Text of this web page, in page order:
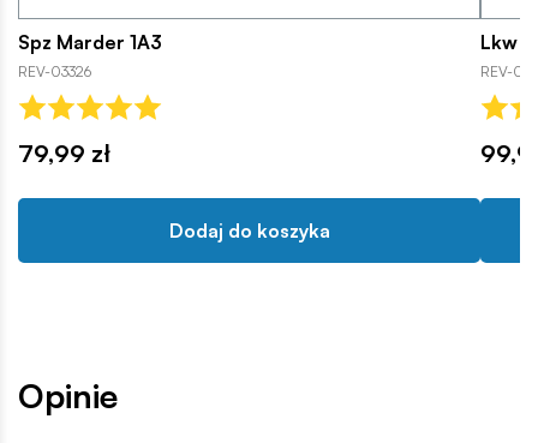
Spz Marder 1A3
REV-03326
79,99 zł
Dodaj do koszyka
Lkw
REV-
Opinie